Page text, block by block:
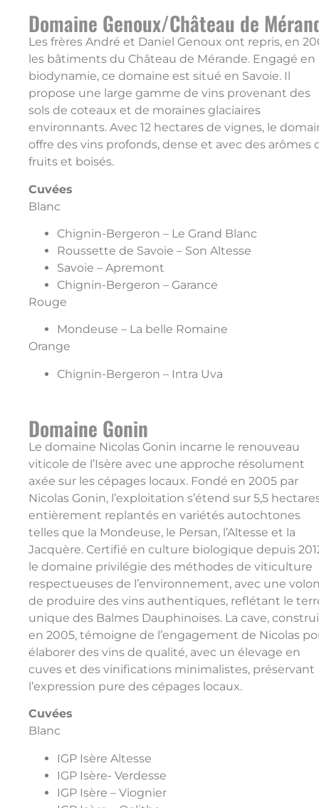
Domaine Genoux/Château de
Les frères André et Daniel Genoux ont repris, en
les bâtiments du Château de Mérande. Engagé en
biodynamie, ce domaine est situé en Savoie. Il
propose une large gamme de vins provenant des
sols de coteaux et de moraines glaciaires
environnants. Avec 12 hectares de vignes, le
offre des vins profonds, dense et avec des arômes
fruits et boisés.
Cuvées
Blanc
Chignin-Bergeron – Le Grand Blanc
Roussette de Savoie – Son Altesse
Savoie – Apremont
Chignin-Bergeron – Garance
Rouge
Mondeuse – La belle Romaine
Orange
Chignin-Bergeron – Intra Uva
Domaine Gonin
Le domaine Nicolas Gonin incarne le renouveau
viticole de l’Isère avec une approche résolument
axée sur les cépages locaux. Fondé en 2005 par
Nicolas Gonin, l’exploitation s’étend sur 5,5
entièrement replantés en variétés autochtones
telles que la Mondeuse, le Persan, l’Altesse et la
Jacquère. Certifié en culture biologique depuis
le domaine privilégie des méthodes de viticulture
respectueuses de l’environnement, avec une
de produire des vins authentiques, reflétant le
unique des Balmes Dauphinoises. La cave,
en 2005, témoigne de l’engagement de Nicolas
élaborer des vins de qualité, avec un élevage en
cuves et des vinifications minimalistes, préservant
l’expression pure des cépages locaux.
Cuvées
Blanc
IGP Isère Altesse
IGP Isère- Verdesse
IGP Isère – Viognier